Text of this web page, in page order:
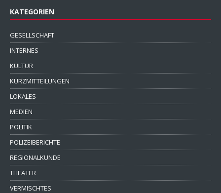
KATEGORIEN
GESELLSCHAFT
INTERNES
KULTUR
KURZMITTEILUNGEN
LOKALES
MEDIEN
POLITIK
POLIZEIBERICHTE
REGIONALKUNDE
THEATER
VERMISCHTES